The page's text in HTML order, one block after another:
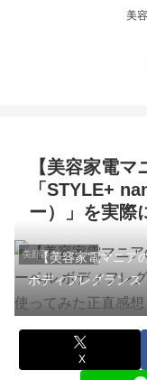
美
【美容家電マ
「STYLE+
ー）」を実際
美顔器のレビュー
【美容家電マニア
ボディフレグランス
X